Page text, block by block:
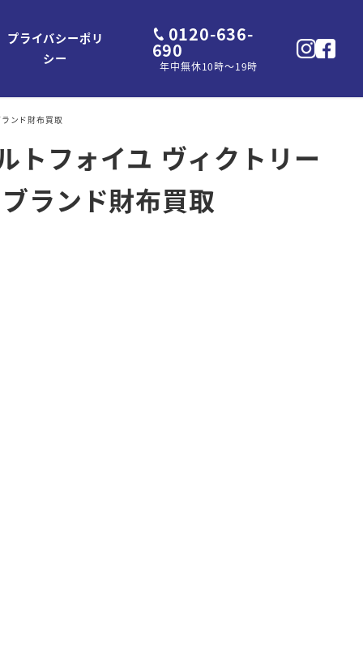
プライバシーポリ
シー
0120-636-
690
年中無休10時～19時
ンド財布買取
トフォイユ ヴィクトリー
ランド財布買取